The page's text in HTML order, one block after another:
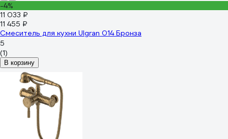
-4%
11 033 ₽
11 455 ₽
Смеситель для кухни Ulgran 014 Бронза
5
(1)
В корзину